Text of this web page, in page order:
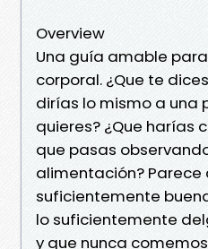
Overview
Una guía amable
corporal. ¿Que te
dirías lo mismo a una
quieres? ¿Que harías
que pasas
alimentación? Parece
suficientemente
lo suficientemente
y que nunca